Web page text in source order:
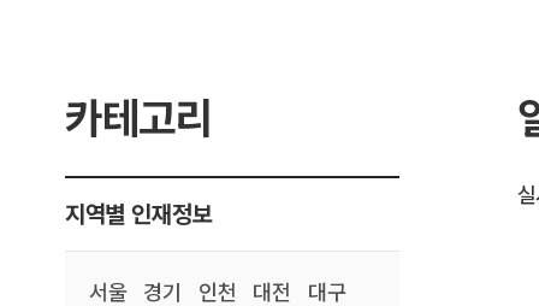
카테고리
지역별 인재정보
서울 경기 인천 대전
대구